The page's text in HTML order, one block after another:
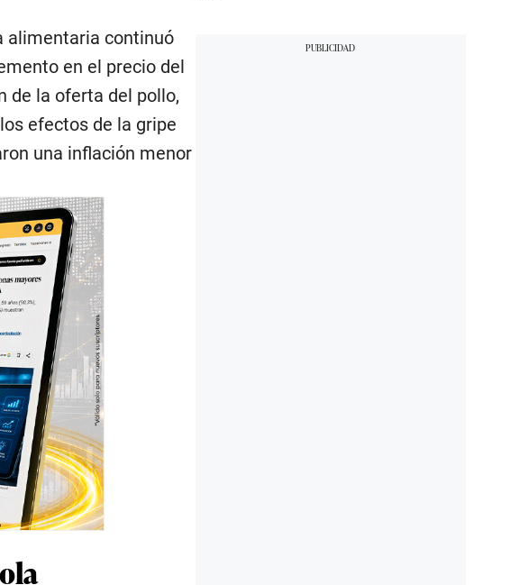
alimentaria continuó
en el precio del
de la oferta del pollo,
efectos de la gripe
una inflación menor